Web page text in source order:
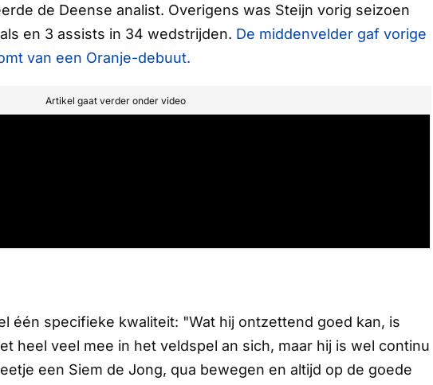
de Deense analist. Overigens was Steijn vorig seizoen
en 3 assists in 34 wedstrijden. De middenvelder gaf vorige
van een Oranje-debuut.
Artikel gaat verder onder video
één specifieke kwaliteit: "Wat hij ontzettend goed kan, is
heel veel mee in het veldspel an sich, maar hij is wel continu
een Siem de Jong, qua bewegen en altijd op de goede